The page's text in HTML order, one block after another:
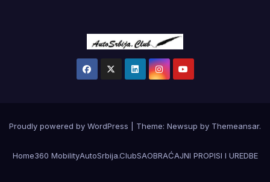
Proudly powered by WordPress Theme: Newsup by Themeansar.
Home360 MobilityAutoSrbija.ClubSAOBRAĆAJNI PROPISI I UREDBE